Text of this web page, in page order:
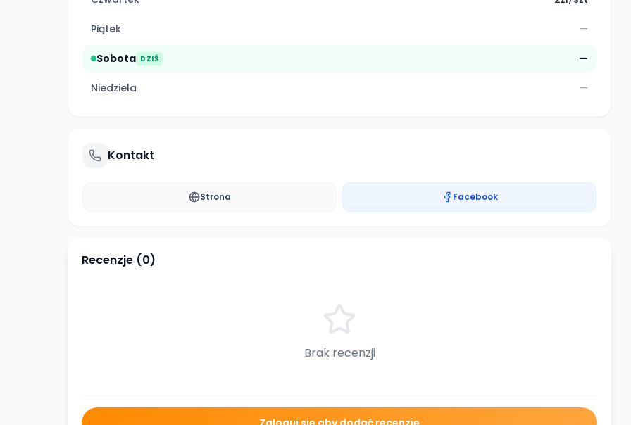
Piątek —
Sobota DZIŚ —
Niedziela —
Kontakt
Strona Facebook
Recenzje (0)
Brak recenzji